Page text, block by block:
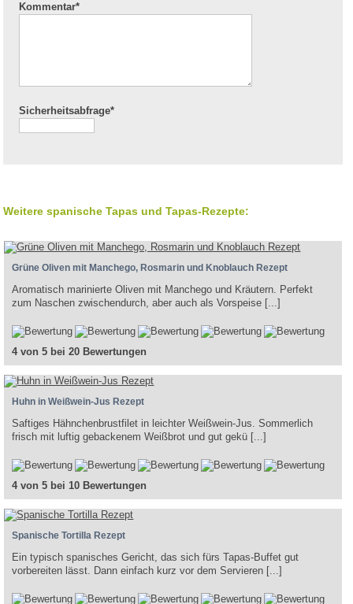
Kommentar*
Sicherheitsabfrage*
Weitere spanische Tapas und Tapas-Rezepte:
Grüne Oliven mit Manchego, Rosmarin und Knoblauch Rezept
Aromatisch marinierte Oliven mit Manchego und Kräutern. Perfekt
zum Naschen zwischendurch, aber auch als Vorspeise [...]
4 von 5 bei 20 Bewertungen
Huhn in Weißwein-Jus Rezept
Saftiges Hähnchenbrustfilet in leichter Weißwein-Jus. Sommerlich
frisch mit luftig gebackenem Weißbrot und gut gekü [...]
4 von 5 bei 10 Bewertungen
Spanische Tortilla Rezept
Ein typisch spanisches Gericht, das sich fürs Tapas-Buffet gut
vorbereiten lässt. Dann einfach kurz vor dem Servieren [...]